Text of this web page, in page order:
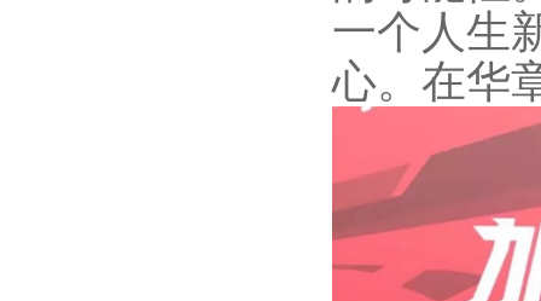
一个人生
心。在华